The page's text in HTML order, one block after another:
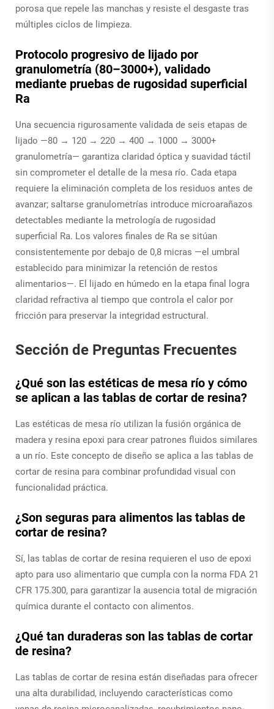
porosa que repele las manchas y resiste el desgaste tras
múltiples ciclos de limpieza.
Protocolo progresivo de lijado por
granulometría (80–3000+), validado
mediante pruebas de rugosidad superficial
Ra
Una secuencia rigurosamente validada de seis etapas de
lijado —80 → 120 → 220 → 400 → 1000 → 3000+
granulometría— garantiza claridad óptica y suavidad táctil
sin comprometer el detalle de la mesa río. Cada etapa
requiere la eliminación completa de los residuos antes de
avanzar; saltarse granulometrías introduce microarañazos
detectables mediante la metrología de rugosidad
superficial Ra. Los valores finales de Ra se sitúan
consistentemente por debajo de 0,8 micras —el umbral
establecido para minimizar la retención de restos
alimentarios—. El lijado en húmedo en la etapa final logra
claridad refractiva al tiempo que controla el calor por
fricción para preservar la integridad estructural.
Sección de Preguntas Frecuentes
¿Qué son las estéticas de mesa río y cómo
se aplican a las tablas de cortar de resina?
Las estéticas de mesa río utilizan la fusión orgánica de
madera y resina epoxi para crear patrones fluidos similares
a un río. Este concepto de diseño se aplica a las tablas de
cortar de resina para combinar profundidad visual con
funcionalidad práctica.
¿Son seguras para alimentos las tablas de
cortar de resina?
Sí, las tablas de cortar de resina requieren el uso de epoxi
apto para uso alimentario que cumpla con la norma FDA 21
CFR 175.300, para garantizar la ausencia total de migración
química durante el contacto con alimentos.
¿Qué tan duraderas son las tablas de cortar
de resina?
Las tablas de cortar de resina están diseñadas para ofrecer
una alta durabilidad, incluyendo características como